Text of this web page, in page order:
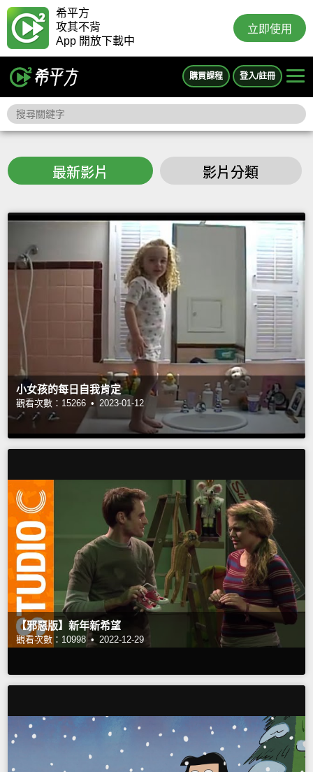
希平方
攻其不背
App 開放下載中
立即使用
購買課程 登入/註冊
最新影片 影片分類
小女孩的每日自我肯定
觀看次數：15266 • 2023-01-12
【邪惡版】新年新希望
觀看次數：10998 • 2022-12-29